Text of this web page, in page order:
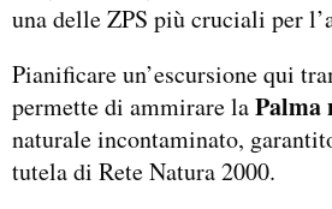
una delle ZPS più cruciali per
Pianificare un’escursione qui
permette di ammirare laPalma
naturale incontaminato,
tutela di Rete Natura 2000.